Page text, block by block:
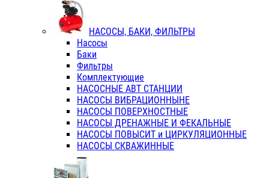
НАСОСЫ, БАКИ, ФИЛЬТРЫ
Насосы
Баки
Фильтры
Комплектующие
НАСОСНЫЕ АВТ СТАНЦИИ
НАСОСЫ ВИБРАЦИОННЫНЕ
НАСОСЫ ПОВЕРХНОСТНЫЕ
НАСОСЫ ДРЕНАЖНЫЕ И ФЕКАЛЬНЫЕ
НАСОСЫ ПОВЫСИТ и ЦИРКУЛЯЦИОННЫЕ
НАСОСЫ СКВАЖИННЫЕ